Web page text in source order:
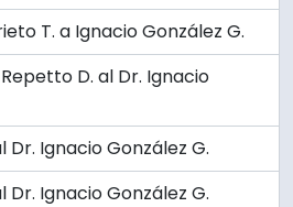
T. a Ignacio González G.
D. al Dr. Ignacio
Ignacio González G.
Ignacio González G.